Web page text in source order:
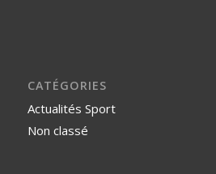
CATÉGORIES
Actualités Sport
Non classé